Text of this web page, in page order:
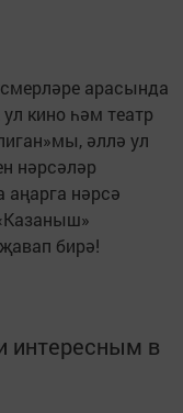
арасында
кино һәм театр
әллә ул
нәрсәләр
аңарга нәрсә
бирә!
интересным в